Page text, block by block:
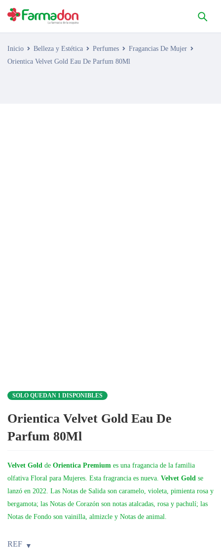
Inicio Belleza y Estética Perfumes
Fragancias De Mujer
Orientica Velvet Gold Eau De Parfum 80Ml
SOLO QUEDAN 1 DISPONIBLES
Orientica Velvet Gold Eau De
Parfum 80Ml
Velvet Gold de Orientica Premium es una fragancia de la familia
olfativa Floral para Mujeres. Esta fragrancia es nueva. Velvet Gold se
lanzó en 2022. Las Notas de Salida son caramelo, violeta, pimienta rosa y
bergamota; las Notas de Corazón son notas atalcadas, rosa y pachulí; las
Notas de Fondo son vainilla, almizcle y Notas de animal.
REF